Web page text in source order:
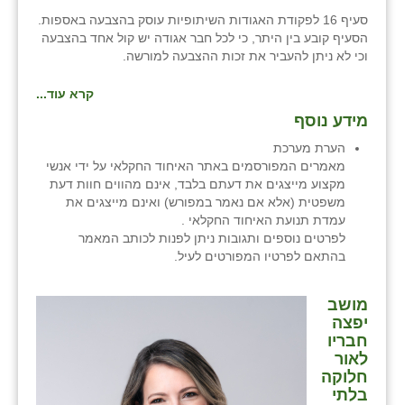
סעיף 16 לפקודת האגודות השיתופיות עוסק בהצבעה באספות.
הסעיף קובע בין היתר, כי לכל חבר אגודה יש קול אחד בהצבעה
וכי לא ניתן להעביר את זכות ההצבעה למורשה.
קרא עוד...
מידע נוסף
הערת מערכת
מאמרים המפורסמים באתר האיחוד החקלאי על ידי אנשי
מקצוע מייצגים את דעתם בלבד, אינם מהווים חוות דעת
משפטית (אלא אם נאמר במפורש) ואינם מייצגים את
עמדת תנועת האיחוד החקלאי .
לפרטים נוספים ותגובות ניתן לפנות לכותב המאמר
בהתאם לפרטיו המפורטים לעיל.
מושב
יפצה
חבריו
לאור
חלוקה
בלתי